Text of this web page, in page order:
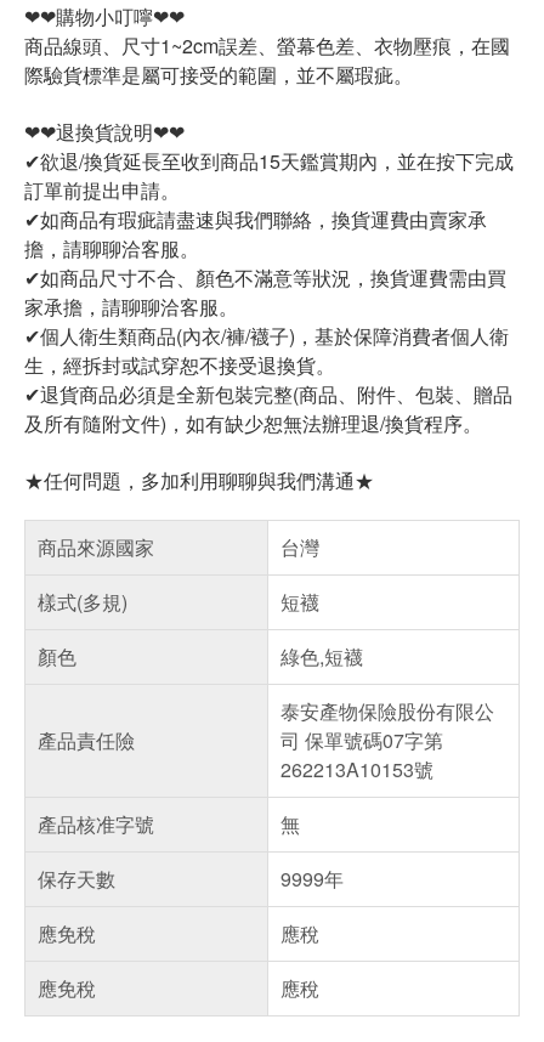
❤❤購物小叮嚀❤❤
商品線頭、尺寸1~2cm誤差、螢幕色差、衣物壓痕，在國
際驗貨標準是屬可接受的範圍，並不屬瑕疵。
❤❤退換貨說明❤❤
✔欲退/換貨延長至收到商品15天鑑賞期內，並在按下完成
訂單前提出申請。
✔如商品有瑕疵請盡速與我們聯絡，換貨運費由賣家承
擔，請聊聊洽客服。
✔如商品尺寸不合、顏色不滿意等狀況，換貨運費需由買
家承擔，請聊聊洽客服。
✔個人衛生類商品(內衣/褲/襪子)，基於保障消費者個人衛
生，經拆封或試穿恕不接受退換貨。
✔退貨商品必須是全新包裝完整(商品、附件、包裝、贈品
及所有隨附文件)，如有缺少恕無法辦理退/換貨程序。
★任何問題，多加利用聊聊與我們溝通★
商品來源國家
台灣
樣式(多規)
短襪
顏色
綠色,短襪
產品責任險
泰安產物保險股份有限公
司 保單號碼07字第
262213A10153號
產品核准字號
無
保存天數
9999年
應免稅
應稅
應免稅
應稅